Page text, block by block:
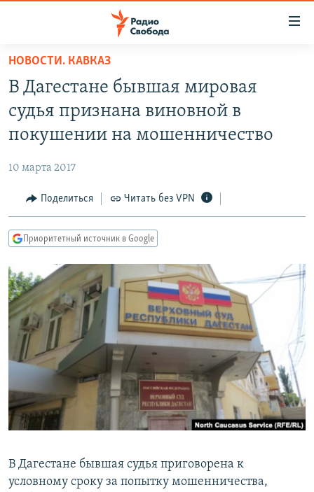
упрощенного
доступа
основному
Вернутся
Вернутся
поиску
ПОДКАСТЫ
АВТОРСКИЕ ПРОЕКТЫ
МНЕНИЯ
КУЛЬТУРА
КАВКАЗ.РЕАЛИИ
СЕВЕР.РЕАЛИИ
СИБИРЬ.РЕАЛИИ
РАСПИСАНИЕ ВЕЩАНИЯ
ПОДПИШИТЕСЬ НА РАССЫЛКУ
СОЦИАЛЬНЫЕ СЕТИ
Все сайты РСЕ/РС
НОВОСТИ. КАВКАЗ
В Дагестане бывшая мировая
судья признана виновной в
покушении на мошенничество
10 марта 2017
Поделиться Читать без VPN
Приоритетный источник в Google
В Дагестане бывшая судья приговорена к
условному сроку за попытку мошенничества,